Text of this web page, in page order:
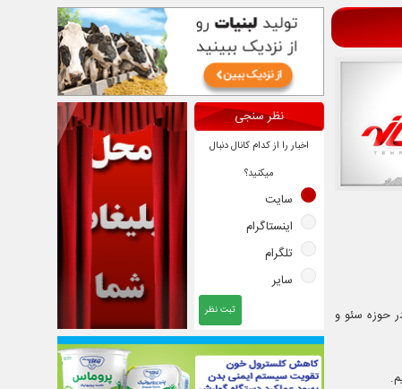
در حوزه سئو و
نظر سنجی
اخبار را از کدام کانال دنبال
میکنید؟
سایت
اینستاگرام
تلگرام
سایر
ثبت نظر